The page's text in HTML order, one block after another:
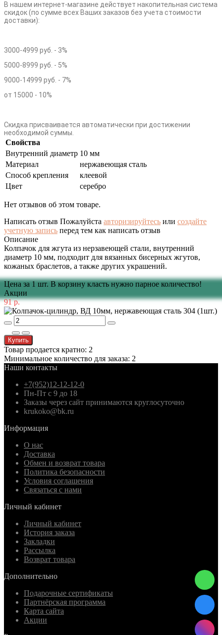
В нашем интернет-магазине действует накопительная система
скидок (по сумме всех Ваших заказов без учета стоимости
доставки):
3000-4999 руб. - 3%
5000-8999 руб. - 5%
9000-14999 руб. - 7%
от 15000 - 10%
Скидка присваивается автоматически при достижении
необходимой суммы.
Свойства
Внутренний диаметр 10 мм
Материал
нержавеющая сталь
Способ крепления
клеевой
Цвет
серебро
Нет отзывов об этом товаре.
Написать отзыв Пожалуйста авторизируйтесь или создайте
учетную запись перед тем как написать отзыв
Описание
Колпачок для жгута из нерзавеющей стали, внутренний
диаметр 10 мм, подходит для вязанных бисерных жгутов,
кожаных браслетов, а также других украшений.
Цена за 1 шт. В корзину класть нужно парное количество!
Акции
91 р.
Купить
Товар продается кратно: 2
Минимальное количество для заказа: 2
Наши контакты
+7(952)12-12-12-0
Пн-Пт с 9 до 18
Заказы через сайт принимаются круглосуточно
krukoko@bk.ru
Информация
О нас
Доставка
Обмен и возврат товара
Политика безопасности
Условия соглашения
Связаться с нами
Личный кабинет
Личный кабинет
История заказа
Закладки
Рассылка
Возврат товара
Дополнительно
Подарочные сертификаты
Партнёрская программа
Карта сайта
Акции